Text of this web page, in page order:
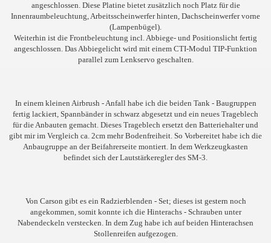
angeschlossen. Diese Platine bietet zusätzlich noch Platz für die
Innenraumbeleuchtung, Arbeitsscheinwerfer hinten, Dachscheinwerfer vorne
(Lampenbügel).
Weiterhin ist die Frontbeleuchtung incl. Abbiege- und Positionslicht fertig
angeschlossen. Das Abbiegelicht wird mit einem CTI-Modul TIP-Funktion
parallel zum Lenkservo geschalten.
In einem kleinen Airbrush - Anfall habe ich die beiden Tank - Baugruppen
fertig lackiert, Spannbänder in schwarz abgesetzt und ein neues Trageblech
für die Anbauten gemacht. Dieses Trageblech ersetzt den Batteriehalter und
gibt mir im Vergleich ca. 2cm mehr Bodenfreiheit. So Vorbereitet habe ich die
Anbaugruppe an der Beifahrerseite montiert. In dem Werkzeugkasten
befindet sich der Lautstärkeregler des SM-3.
Von Carson gibt es ein Radzierblenden - Set; dieses ist gestern noch
angekommen, somit konnte ich die Hinterachs - Schrauben unter
Nabendeckeln verstecken. In dem Zug habe ich auf beiden Hinterachsen
Stollenreifen aufgezogen.